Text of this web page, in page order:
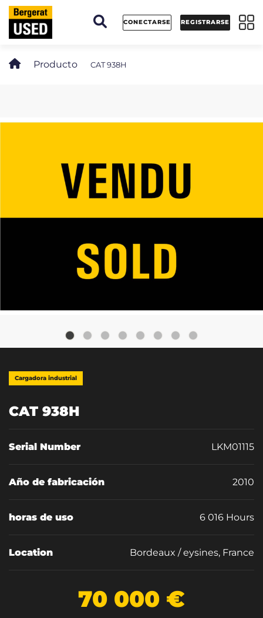
CONECTARSE REGISTRARSE
Producto CAT 938H
Cargadora industrial
CAT 938H
Serial Number LKM01115
Año de fabricación 2010
horas de uso 6 016 Hours
Location Bordeaux / eysines, France
70 000 €
Panel de gestión de cookies